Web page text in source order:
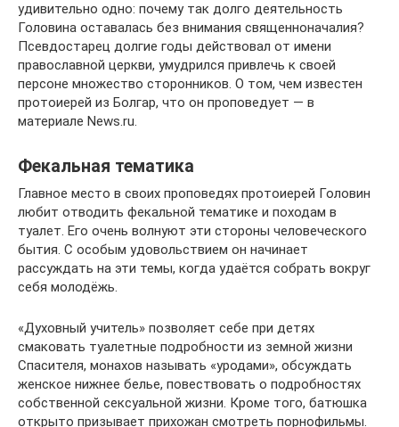
удивительно одно: почему так долго деятельность
Головина оставалась без внимания священноначалия?
Псевдостарец долгие годы действовал от имени
православной церкви, умудрился привлечь к своей
персоне множество сторонников. О том, чем известен
протоиерей из Болгар, что он проповедует — в
материале News.ru.
Фекальная тематика
Главное место в своих проповедях протоиерей Головин
любит отводить фекальной тематике и походам в
туалет. Его очень волнуют эти стороны человеческого
бытия. С особым удовольствием он начинает
рассуждать на эти темы, когда удаётся собрать вокруг
себя молодёжь.
«Духовный учитель» позволяет себе при детях
смаковать туалетные подробности из земной жизни
Спасителя, монахов называть «уродами», обсуждать
женское нижнее белье, повествовать о подробностях
собственной сексуальной жизни. Кроме того, батюшка
открыто призывает прихожан смотреть порнофильмы.